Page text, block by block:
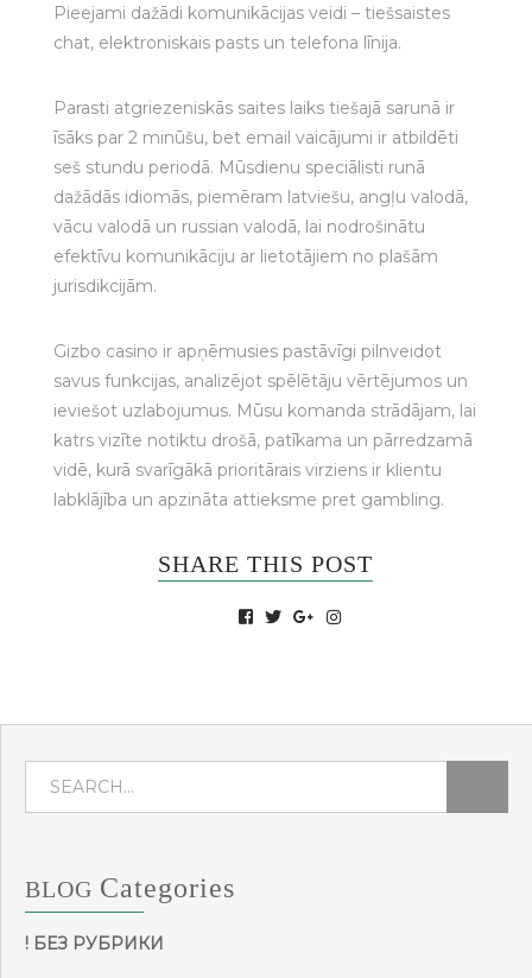
Pieejami dažādi komunikācijas veidi – tiešsaistes
chat, elektroniskais pasts un telefona līnija.
Parasti atgriezeniskās saites laiks tiešajā sarunā ir
īsāks par 2 minūšu, bet email vaicājumi ir atbildēti
seš stundu periodā. Mūsdienu speciālisti runā
dažādās idiomās, piemēram latviešu, angļu valodā,
vācu valodā un russian valodā, lai nodrošinātu
efektīvu komunikāciju ar lietotājiem no plašām
jurisdikcijām.
Gizbo casino ir apņēmusies pastāvīgi pilnveidot
savus funkcijas, analizējot spēlētāju vērtējumos un
ieviešot uzlabojumus. Mūsu komanda strādājam, lai
katrs vizīte notiktu drošā, patīkama un pārredzamā
vidē, kurā svarīgākā prioritārais virziens ir klientu
labklājība un apzināta attieksme pret gambling.
SHARE THIS POST
BLOG Categories
! БЕЗ РУБРИКИ